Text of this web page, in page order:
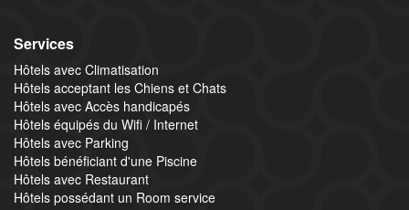
Services
Hôtels avec Climatisation
Hôtels acceptant les Chiens et Chats
Hôtels avec Accès handicapés
Hôtels équipés du Wifi / Internet
Hôtels avec Parking
Hôtels bénéficiant d'une Piscine
Hôtels avec Restaurant
Hôtels possédant un Room service